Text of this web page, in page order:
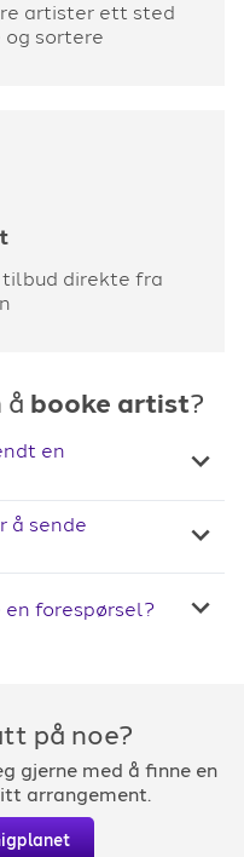
artister ett sted
og sortere
tilbud direkte fra
å booke artist?
en
å sende
forespørsel?
på noe?
gjerne med å finne en
arrangement.